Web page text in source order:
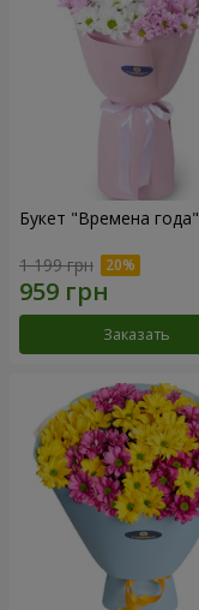
Букет "Времена года"
1 199 грн
Заказать